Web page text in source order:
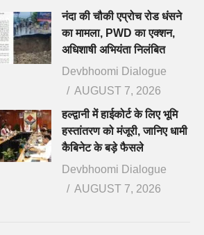
नंदा की चौकी एप्रोच रोड धंसने
का मामला, PWD का एक्शन,
अधिशाषी अभियंता निलंबित
Devbhoomi Dialogue
AUGUST 7, 2026
हल्द्वानी में हाईकोर्ट के लिए भूमि
हस्तांतरण को मंजूरी, जानिए धामी
कैबिनेट के बड़े फैसले
Devbhoomi Dialogue
AUGUST 7, 2026